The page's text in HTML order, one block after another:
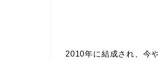
2010年に結成され、今